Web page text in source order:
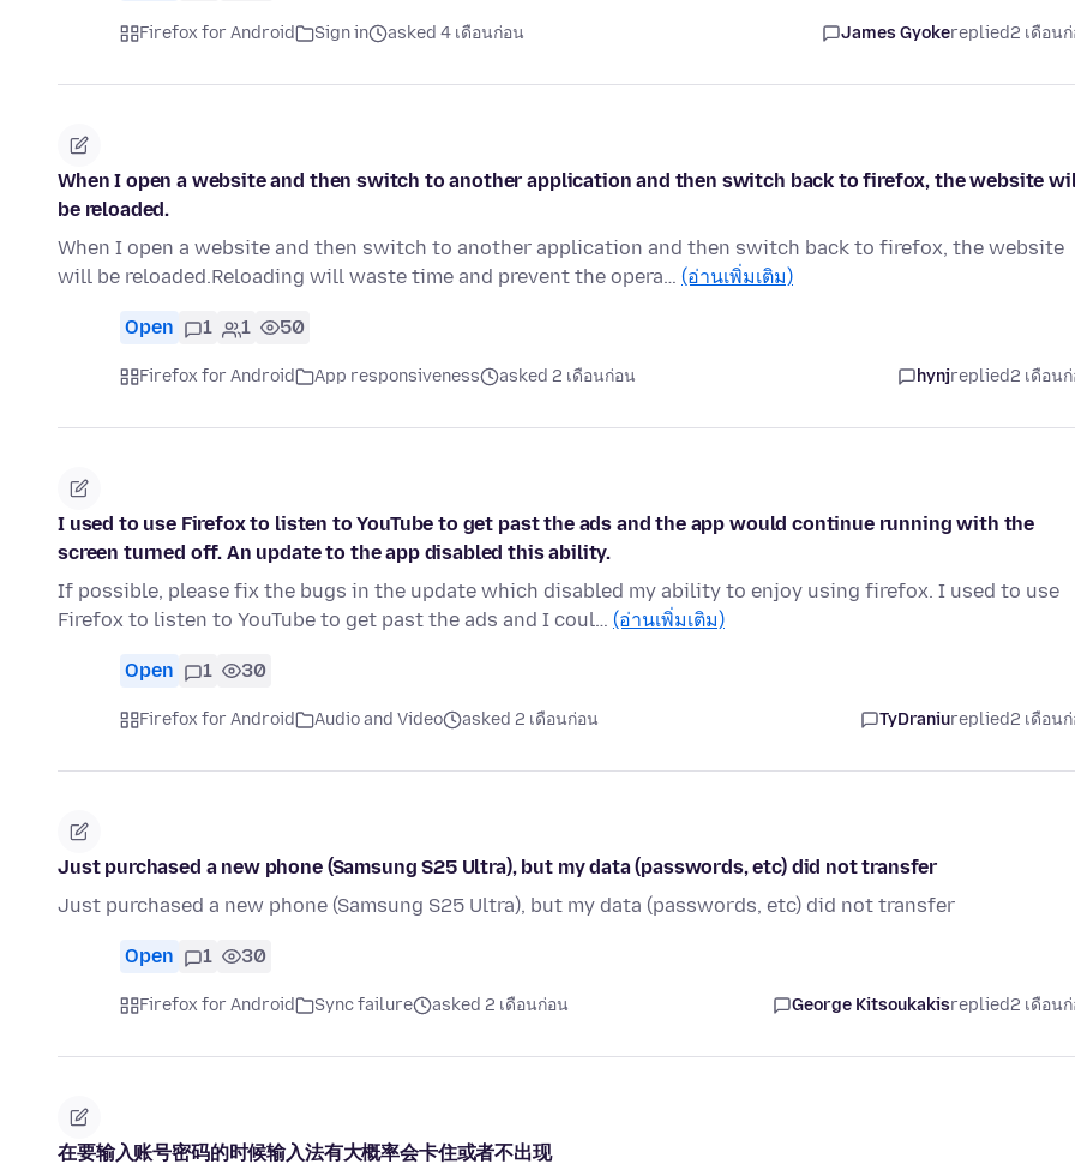
Firefox for Android Sign in asked 4 เดือนก่อน James Gyokereplied2 เดือน
When I open a website and then switch to another application and then switch back to firefox, the website
be reloaded.
When I open a website and then switch to another application and then switch back to firefox, the website
will be reloaded.Reloading will waste time and prevent the opera… (อ่านเพิ่มเติม)
Open 1 1 50
Firefox for Android App responsiveness asked 2 เดือนก่อน hynjreplied2 เดือน
I used to use Firefox to listen to YouTube to get past the ads and the app would continue running with the
screen turned off. An update to the app disabled this ability.
If possible, please fix the bugs in the update which disabled my ability to enjoy using firefox. I used to use
Firefox to listen to YouTube to get past the ads and I coul… (อ่านเพิ่มเติม)
Open 1 30
Firefox for Android Audio and Video asked 2 เดือนก่อน TyDraniureplied2 เดือน
Just purchased a new phone (Samsung S25 Ultra), but my data (passwords, etc) did not transfer
Just purchased a new phone (Samsung S25 Ultra), but my data (passwords, etc) did not transfer
Open 1 30
Firefox for Android Sync failure asked 2 เดือนก่อน George Kitsoukakisreplied2 เดือน
在要输入账号密码的时候输入法有大概率会卡住或者不出现